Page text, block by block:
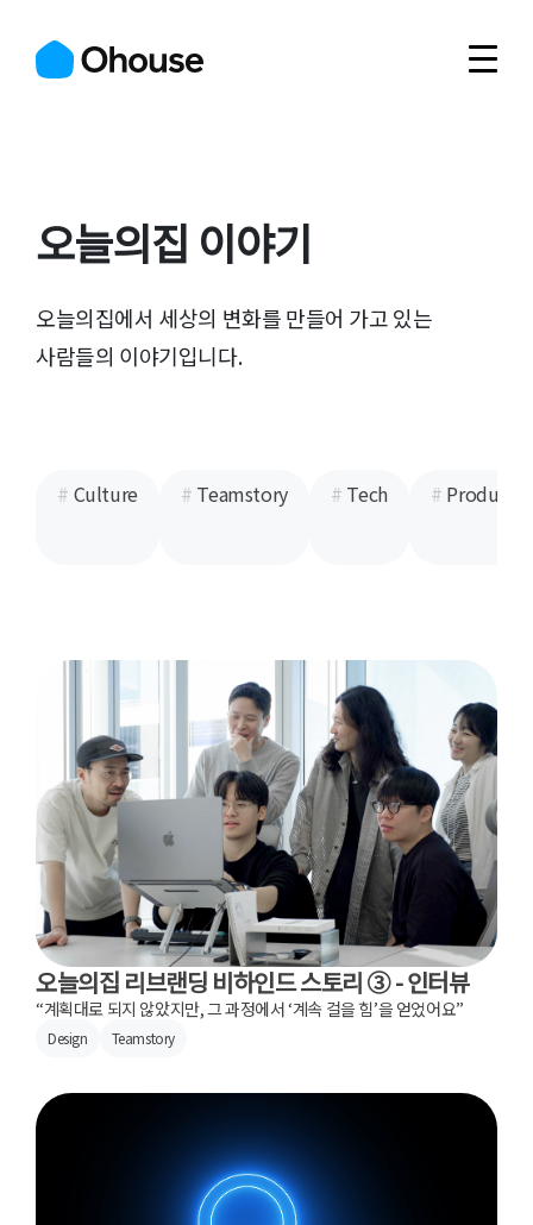
오늘의집 이야기
오늘의집에서 세상의 변화를 만들어 가고 있는
사람들의 이야기입니다.
# Culture # Teamstory # Tech # Product
오늘의집 리브랜딩 비하인드 스토리 ③ - 인터뷰
“계획대로 되지 않았지만, 그 과정에서 ‘계속 걸을 힘’을 얻었어요”
Design Teamstory